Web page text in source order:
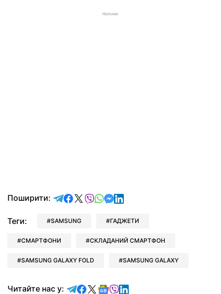
РЕКЛАМА
Поширити: відправити у Telegram
поділитись у Facebook
поділитись у X
відправити у Viber
відправити у Whatsapp
відправити у Messenger
відправити у LinkedIn
Теги: SAMSUNG ГАДЖЕТИ
СМАРТФОНИ СКЛАДАНИЙ СМАРТФОН
SAMSUNG GALAXY FOLD SAMSUNG GALAXY
Читайте нас у: Читайте у Telegram
Читайте у Facebook
Читайте у X
Читайте у Google news
Читайте у Viber
Читайте у LinkedIn